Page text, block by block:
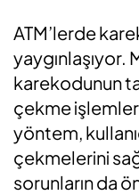
ATM’lerde
yaygınlaşıyor.
karekodunun
çekme
yöntem,
çekmelerini
sorunların da